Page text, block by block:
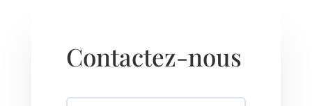
Contactez-nous